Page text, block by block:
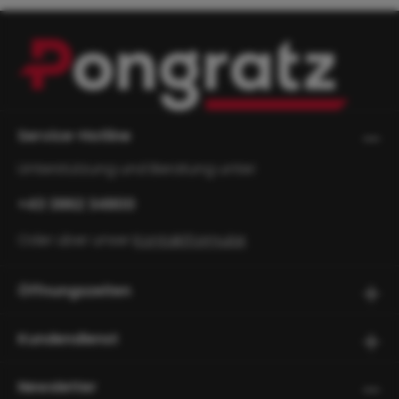
Service-Hotline
+43 3862 34800
Kontaktformular
Öffnungszeiten
Kundendienst
Newsletter